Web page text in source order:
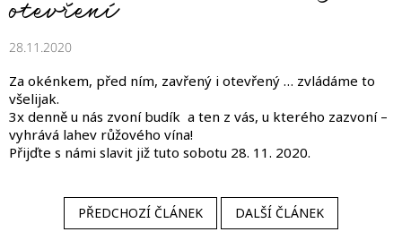
otevření
28.11.2020
Za okénkem, před ním, zavřený i otevřený … zvládáme to
všelijak.
3x denně u nás zvoní budík a ten z vás, u kterého zazvoní –
vyhrává lahev růžového vína!
Přijďte s námi slavit již tuto sobotu 28. 11. 2020.
PŘEDCHOZÍ ČLÁNEK DALŠÍ ČLÁNEK